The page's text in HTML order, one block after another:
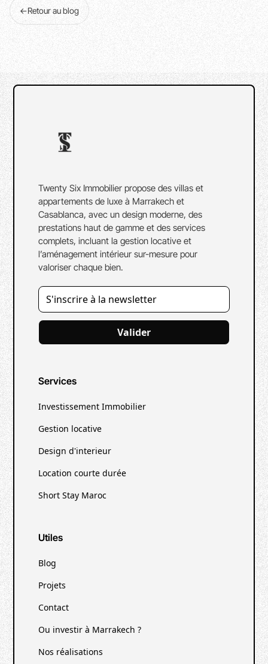
←Retour au blog
Twenty Six Immobilier propose des villas et
appartements de luxe à Marrakech et
Casablanca, avec un design moderne, des
prestations haut de gamme et des services
complets, incluant la gestion locative et
l’aménagement intérieur sur-mesure pour
valoriser chaque bien.
Valider
Services
Investissement Immobilier
Gestion locative
Design d'interieur
Location courte durée
Short Stay Maroc
Utiles
Blog
Projets
Contact
Ou investir à Marrakech ?
Nos réalisations